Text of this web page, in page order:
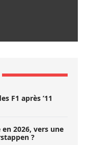
F1 après ’11
2026, vers une
?